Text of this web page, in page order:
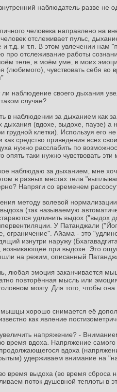
наблюдатель разве не
человека направлено на
отслеживает пульс,
и т.д. и т.п. В этом увлечении
про отслеживание работы
теле, в моём уме, в моих
(любимого), чувствовать себя во
ли наблюдение своего дыхания
случае?
в наблюдении за дыханием как
дыхания (вдохе, выдохе, паузе)
грудной клетки). Используя его
средство приведения всех
нужно расслабить по
опять таки нужно чувствовать
наблюдаю за дыханием, мне
в разных местах тела
Напряги со временем
методу волевой
(так называемую
удлинить выдох
У Патанджали
ограничение". Айама - это
изнутри наружу
при выдохе. Это
на режим, описанный
любая эмоция заканчивается
повторённая мысль или
мозгу. Для того, чтобы
хорошо снимается её
как явление
напряжение? -
время вдоха. Напряжение
вдоха
удерживаем внимание на
время выдоха (во время сброса
поток душевной теплоты в